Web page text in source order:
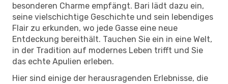
besonderen Charme empfängt. Bari lädt dazu ein,
seine vielschichtige Geschichte und sein lebendiges
Flair zu erkunden, wo jede Gasse eine neue
Entdeckung bereithält. Tauchen Sie ein in eine Welt,
in der Tradition auf modernes Leben trifft und Sie
das echte Apulien erleben.
Hier sind einige der herausragenden Erlebnisse, die